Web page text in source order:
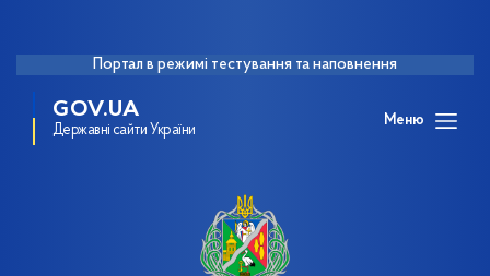
Портал в режимі тестування та наповнення
GOV.UA
Державні сайти України
Меню